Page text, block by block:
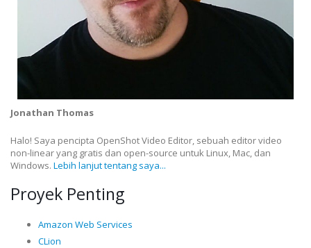
Jonathan Thomas
Halo! Saya pencipta OpenShot Video Editor, sebuah editor video
non-linear yang gratis dan open-source untuk Linux, Mac, dan
Windows. Lebih lanjut tentang saya...
Proyek Penting
Amazon Web Services
CLion